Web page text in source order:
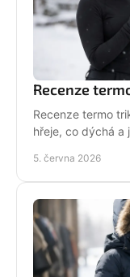
Recenze
Recenze termo
hřeje, co dýchá a
5. června 2026